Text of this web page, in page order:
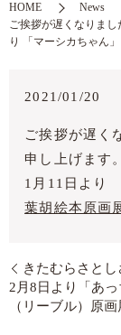
HOME
News
ご挨拶が遅くなりま
り 「マーシカちゃん
2021/01/20
ご挨拶が遅く
申し上げます。
1月11日より
葉胡絵本原画
きたむらさと
2月8日より「あ
（リーブル）原